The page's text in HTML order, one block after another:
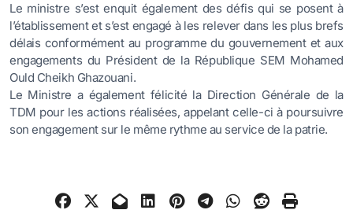
Le ministre s’est enquit également des défis qui se posent à
l’établissement et s’est engagé à les relever dans les plus brefs
délais conformément au programme du gouvernement et aux
engagements du Président de la République SEM Mohamed
Ould Cheikh Ghazouani.
Le Ministre a également félicité la Direction Générale de la
TDM pour les actions réalisées, appelant celle-ci à poursuivre
son engagement sur le même rythme au service de la patrie.